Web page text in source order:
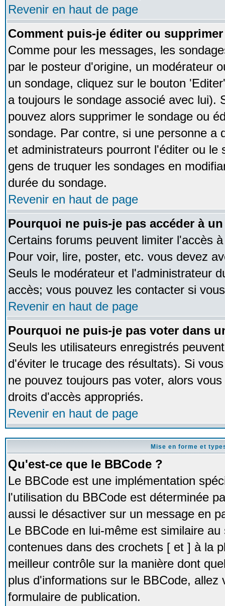
Revenir en haut de page
Comment puis-je éditer ou
Comme pour les messages, les
par le posteur d'origine, un modérateur
un sondage, cliquez sur le bouton
a toujours le sondage associé avec lui).
pouvez alors supprimer le sondage ou
sondage. Par contre, si une personne a
et administrateurs pourront l'éditer ou le
gens de truquer les sondages en
durée du sondage.
Revenir en haut de page
Pourquoi ne puis-je pas accéder à
Certains forums peuvent limiter l'accès
Pour voir, lire, poster, etc. vous devez
Seuls le modérateur et l'administrateur
accès; vous pouvez les contacter si
Revenir en haut de page
Pourquoi ne puis-je pas voter dans
Seuls les utilisateurs enregistrés
d'éviter le trucage des résultats). Si
ne pouvez toujours pas voter, alors
droits d'accès appropriés.
Revenir en haut de page
Mise en forme et
Qu'est-ce que le BBCode ?
Le BBCode est une implémentation
l'utilisation du BBCode est déterminée
aussi le désactiver sur un message en
Le BBCode en lui-même est similaire
contenues dans des crochets [ et ] à la
meilleur contrôle sur la manière dont
plus d'informations sur le BBCode,
formulaire de publication.